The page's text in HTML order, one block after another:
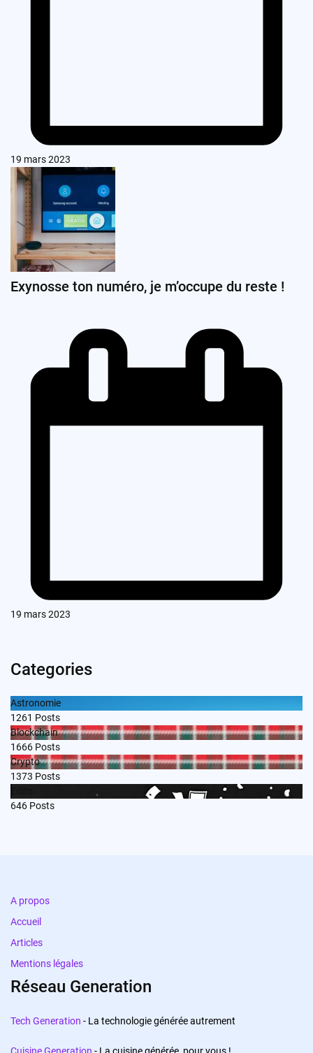
19 mars 2023
Exynosse ton numéro, je m’occupe du reste !
19 mars 2023
Categories
Astronomie
1261 Posts
Blockchain
1666 Posts
Crypto
1373 Posts
646 Posts
A propos
Accueil
Articles
Mentions légales
Réseau Generation
Tech Generation - La technologie générée autrement